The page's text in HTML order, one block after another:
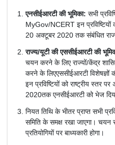
एनसीईआरटी की भूमिका: सभी
MyGov/NCERT इन प्रविष्टियों
20 अक्टूबर 2020 तक संबंधित
राज्य/यूटी की एससीईआरटी की
चयन करने के लिए राज्यों/केंद्र
करने के लिएएससीईआरटी विशेषज्ञों
इन प्रविष्टियों को राष्ट्रीय स्तर
2020तक एनसीईआरटी को भेज
नियत तिथि के भीतर प्राप्त सभी
समिति के समक्ष रखा जाएगा। चयन
प्रतियोगियों पर बाध्यकारी होगा।